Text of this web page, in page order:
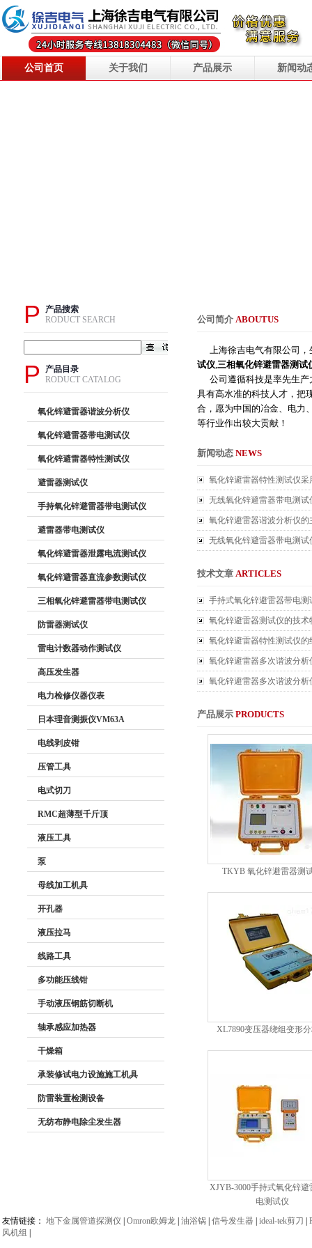
公司首页 关于我们 产品展示 新闻动
P
产品搜索
RODUCT SEARCH
P
产品目录
RODUCT CATALOG
氧化锌避雷器谐波分析仪
氧化锌避雷器带电测试仪
氧化锌避雷器特性测试仪
避雷器测试仪
手持氧化锌避雷器带电测试仪
避雷器带电测试仪
氧化锌避雷器泄露电流测试仪
氧化锌避雷器直流参数测试仪
三相氧化锌避雷器带电测试仪
防雷器测试仪
雷电计数器动作测试仪
高压发生器
电力检修仪器仪表
日本理音测振仪VM63A
电线剥皮钳
压管工具
电式切刀
RMC超薄型千斤顶
液压工具
泵
母线加工机具
开孔器
液压拉马
线路工具
多功能压线钳
手动液压钢筋切断机
轴承感应加热器
干燥箱
承装修试电力设施施工机具
防雷装置检测设备
无纺布静电除尘发生器
公司简介 ABOUTUS
上海徐吉电气有限公司，
试仪,三相氧化锌避雷器测试
公司遵循科技是率先生产
具有高水准的科技人才，把
合，愿为中国的冶金、电力
等行业作出较大贡献！
新闻动态 NEWS
氧化锌避雷器特性测试仪
无线氧化锌避雷器带电测
氧化锌避雷器谐波分析仪
无线氧化锌避雷器带电测
技术文章 ARTICLES
手持式氧化锌避雷器带电
氧化锌避雷器测试仪的技
氧化锌避雷器特性测试仪
氧化锌避雷器多次谐波分
氧化锌避雷器多次谐波分
产品展示 PRODUCTS
TKYB 氧化锌避雷器测
XL7890变压器绕组变形
XJYB-3000手持式氧化锌避
电测试仪
友情链接： 地下金属管道探测仪 Omron欧姆龙 油浴锅 信号发生器 ideal-tek剪刀
风机组